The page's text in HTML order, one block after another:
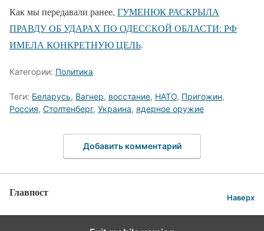
Как мы передавали ранее, ГУМЕНЮК РАСКРЫЛА
ПРАВДУ ОБ УДАРАХ ПО ОДЕССКОЙ ОБЛАСТИ: РФ
ИМЕЛА КОНКРЕТНУЮ ЦЕЛЬ.
Категории: Политика
Теги: Беларусь, Вагнер, восстание, НАТО, Пригожин,
Россия, Столтенберг, Украина, ядерное оружие
Добавить комментарий
Главпост Наверх